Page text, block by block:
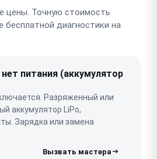
цены. Точную стоимость
бесплатной диагностики на
питания (аккумулятор
Разряженный или
аккумулятор LiPo,
Зарядка или замена